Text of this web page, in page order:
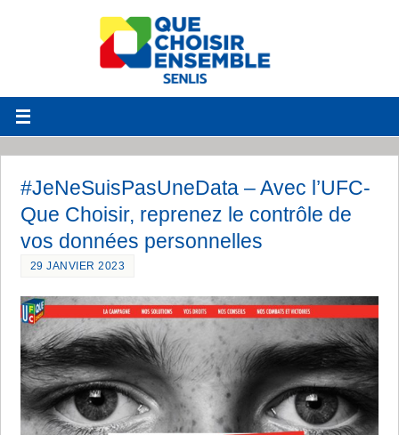
#JeNeSuisPasUneData – Avec l’UFC-
Que Choisir, reprenez le contrôle de
vos données personnelles
29 JANVIER 2023